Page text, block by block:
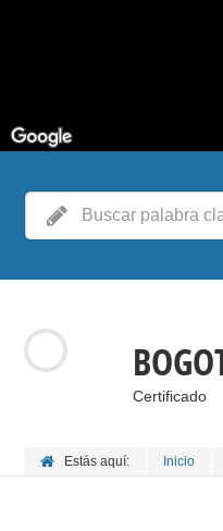
Certificado
Estás aquí: Inicio